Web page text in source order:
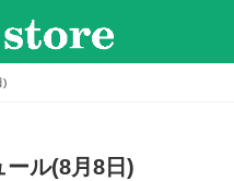
)
ール(8月8日)